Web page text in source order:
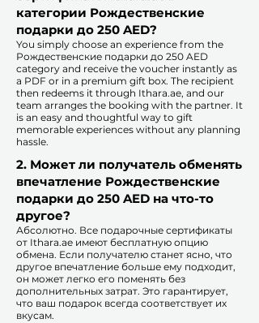
категории Рождественские
подарки до 250 AED?
You simply choose an experience from the
Рождественские подарки до 250 AED
category and receive the voucher instantly as
a PDF or in a premium gift box. The recipient
then redeems it through Ithara.ae, and our
team arranges the booking with the partner. It
is an easy and thoughtful way to gift
memorable experiences without any planning
hassle.
2. Может ли получатель обменять
впечатление Рождественские
подарки до 250 AED на что-то
другое?
Абсолютно. Все подарочные сертификаты
от Ithara.ae имеют бесплатную опцию
обмена. Если получателю станет ясно, что
другое впечатление больше ему подходит,
он может легко его поменять без
дополнительных затрат. Это гарантирует,
что ваш подарок всегда соответствует их
вкусам.